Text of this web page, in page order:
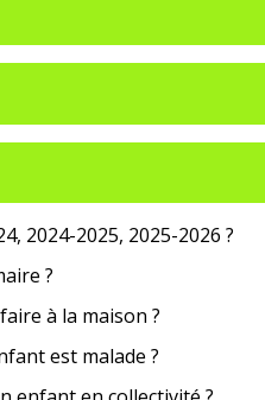
2024-2025, 2025-2026 ?
?
à la maison ?
est malade ?